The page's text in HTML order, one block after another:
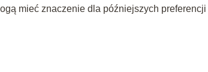
mieć znaczenie dla późniejszych preferencji